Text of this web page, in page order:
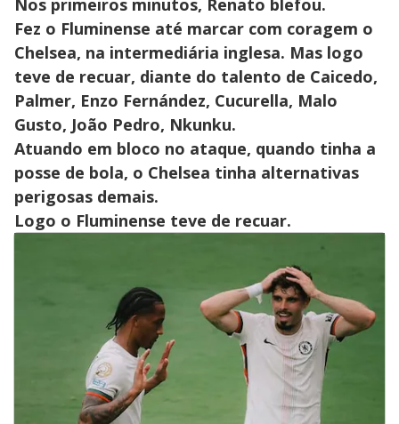
Fez o Fluminense até marcar com coragem o
Chelsea, na intermediária inglesa. Mas logo
teve de recuar, diante do talento de Caicedo,
Palmer, Enzo Fernández, Cucurella, Malo
Gusto, João Pedro, Nkunku.
Atuando em bloco no ataque, quando tinha a
posse de bola, o Chelsea tinha alternativas
perigosas demais.
Logo o Fluminense teve de recuar.